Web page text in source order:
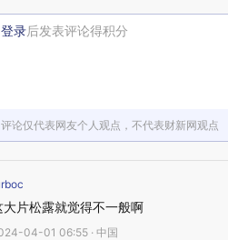
登录后发表评论得积分
评论仅代表网友个人观点，不代表财新网观点
大片松露就觉得不一般啊
04-01 06:55 · 中国